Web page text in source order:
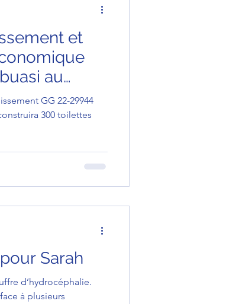
et
au
GG 22-29944
300 toilettes
Sarah
d’hydrocéphalie.
à plusieurs